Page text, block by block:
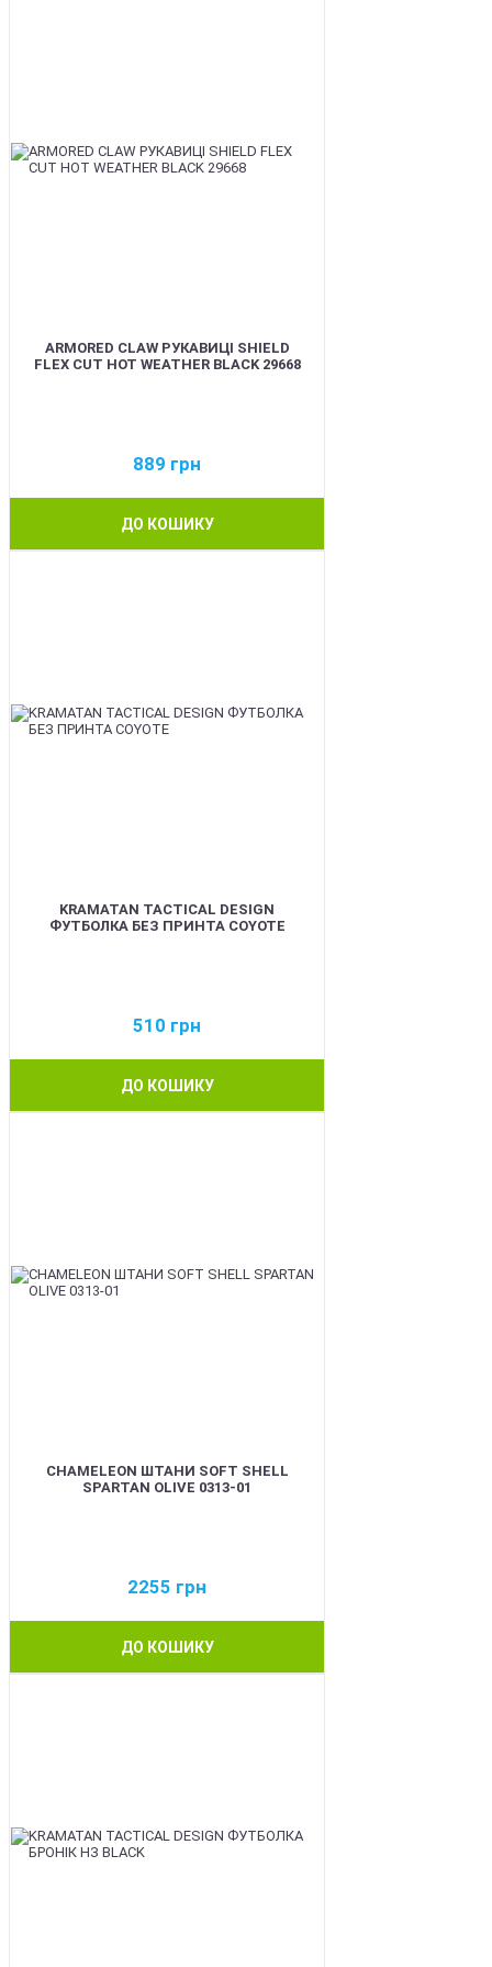
ARMORED CLAW РУКАВИЦІ SHIELD
FLEX CUT HOT WEATHER BLACK 29668
889 грн
ДО КОШИКУ
KRAMATAN TACTICAL DESIGN
ФУТБОЛКА БЕЗ ПРИНТА COYOTE
510 грн
ДО КОШИКУ
CHAMELEON ШТАНИ SOFT SHELL
SPARTAN OLIVE 0313-01
2255 грн
ДО КОШИКУ